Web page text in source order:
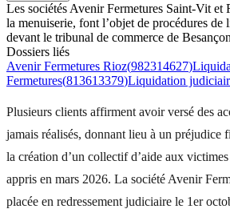
Les sociétés Avenir Fermetures Saint-Vit et
la menuiserie, font l’objet de procédures
devant le tribunal de commerce de
Dossiers liés
Avenir Fermetures Rioz(982314627)
Fermetures(813613379)Liquidation
Plusieurs clients affirment avoir versé des
jamais réalisés, donnant lieu à un préjudice
la création d’un collectif d’aide aux
appris en mars 2026. La société Avenir
placée en redressement judiciaire le 1er